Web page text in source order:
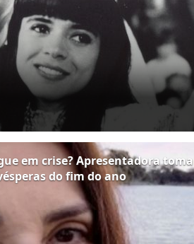
em crise? Apresentadora toma
do fim do ano